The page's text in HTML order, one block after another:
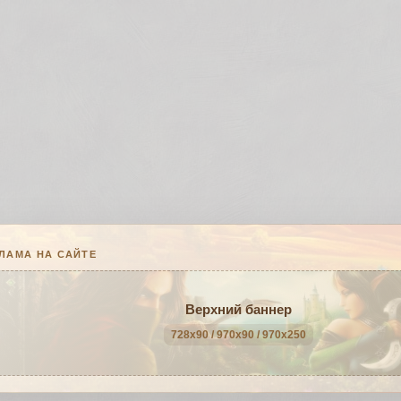
НА САЙТЕ
Верхний баннер
728x90 / 970x90 / 970x250